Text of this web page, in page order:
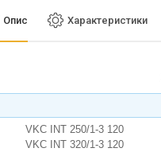
Опис Характеристики
VKC INT 250/1-3 120
VKC INT 320/1-3 120